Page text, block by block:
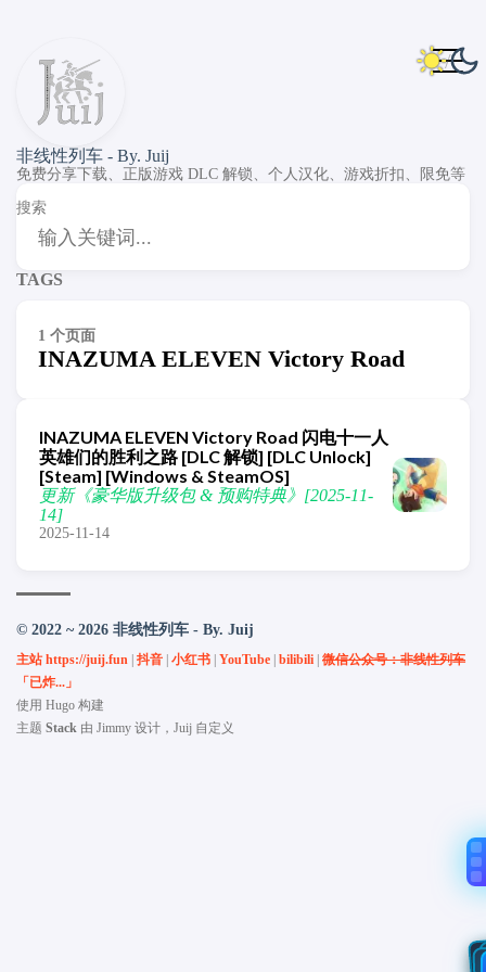
非线性列车 - By. Juij
免费分享下载、正版游戏 DLC 解锁、个人汉化、游戏折扣、限免等
搜索
TAGS
1 个页面
INAZUMA ELEVEN Victory Road
INAZUMA ELEVEN Victory Road 闪电十一人
英雄们的胜利之路 [DLC 解锁] [DLC Unlock]
[Steam] [Windows & SteamOS]
更新《豪华版升级包 & 预购特典》[2025-11-
14]
2025-11-14
© 2022 ~ 2026 非线性列车 - By. Juij
主站 https://juij.fun 抖音 小红书 YouTube bilibili 微信公众号：非线性列车
「已炸...」
使用 Hugo 构建
主题 Stack 由 Jimmy 设计，Juij 自定义